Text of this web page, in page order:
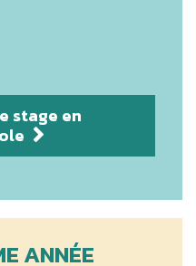
stage en
ANNÉE